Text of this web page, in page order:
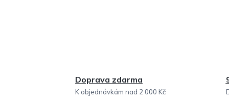
Doprava zdarma
K objednávkám nad 2 000 Kč